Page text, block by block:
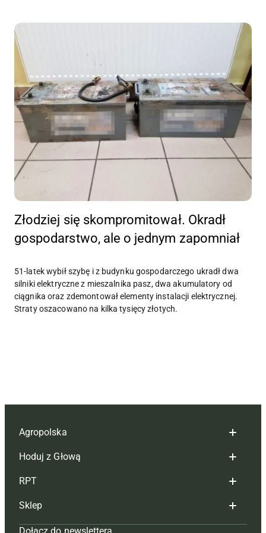
Złodziej się skompromitował. Okradł
gospodarstwo, ale o jednym zapomniał
51-latek wybił szybę i z budynku gospodarczego ukradł dwa
silniki elektryczne z mieszalnika pasz, dwa akumulatory od
ciągnika oraz zdemontował elementy instalacji elektrycznej.
Straty oszacowano na kilka tysięcy złotych.
Agropolska
Redakcja
Reklama
Tagi
Hoduj z Głową
Hoduj z głową bydło
Hoduj z głową świnie
RPT
Redakcja
Sklep